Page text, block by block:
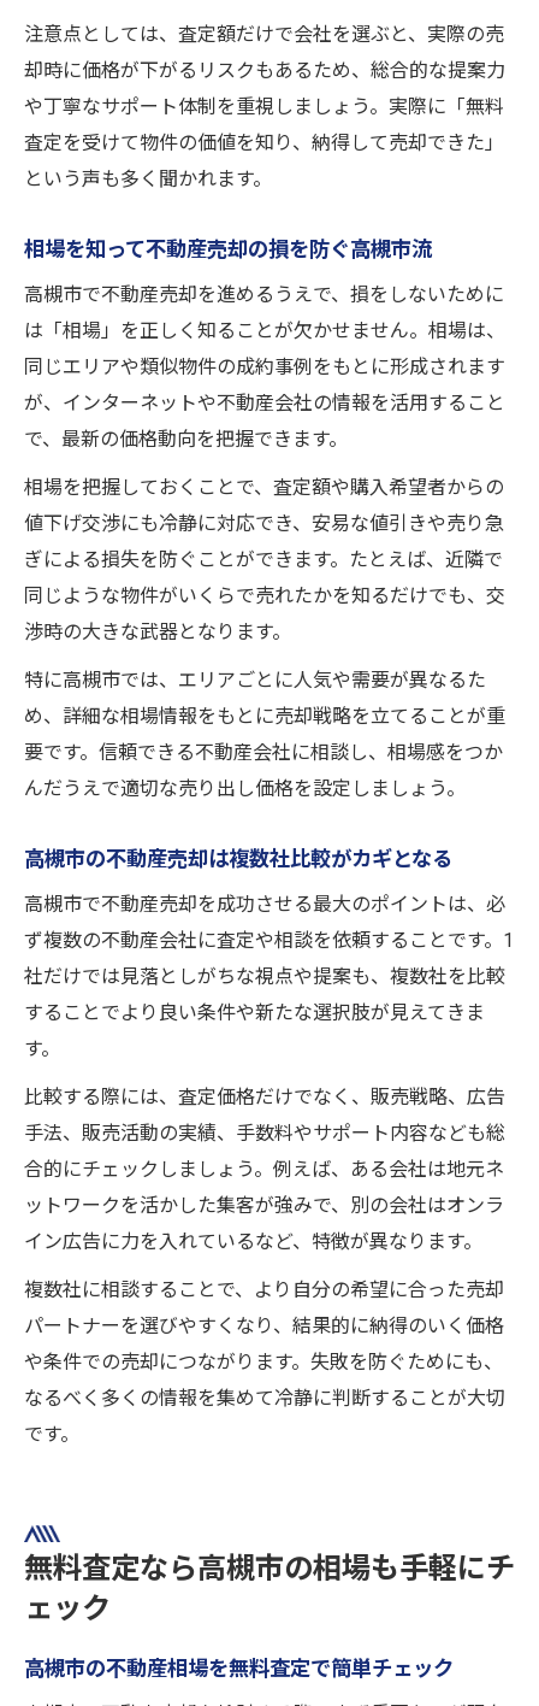
注意点としては、査定額だけで会社を選ぶと、実際の売
却時に価格が下がるリスクもあるため、総合的な提案力
や丁寧なサポート体制を重視しましょう。実際に「無料
査定を受けて物件の価値を知り、納得して売却できた」
という声も多く聞かれます。
相場を知って不動産売却の損を防ぐ高槻市流
高槻市で不動産売却を進めるうえで、損をしないために
は「相場」を正しく知ることが欠かせません。相場は、
同じエリアや類似物件の成約事例をもとに形成されます
が、インターネットや不動産会社の情報を活用すること
で、最新の価格動向を把握できます。
相場を把握しておくことで、査定額や購入希望者からの
値下げ交渉にも冷静に対応でき、安易な値引きや売り急
ぎによる損失を防ぐことができます。たとえば、近隣で
同じような物件がいくらで売れたかを知るだけでも、交
渉時の大きな武器となります。
特に高槻市では、エリアごとに人気や需要が異なるた
め、詳細な相場情報をもとに売却戦略を立てることが重
要です。信頼できる不動産会社に相談し、相場感をつか
んだうえで適切な売り出し価格を設定しましょう。
高槻市の不動産売却は複数社比較がカギとなる
高槻市で不動産売却を成功させる最大のポイントは、必
ず複数の不動産会社に査定や相談を依頼することです。1
社だけでは見落としがちな視点や提案も、複数社を比較
することでより良い条件や新たな選択肢が見えてきま
す。
比較する際には、査定価格だけでなく、販売戦略、広告
手法、販売活動の実績、手数料やサポート内容なども総
合的にチェックしましょう。例えば、ある会社は地元ネ
ットワークを活かした集客が強みで、別の会社はオンラ
イン広告に力を入れているなど、特徴が異なります。
複数社に相談することで、より自分の希望に合った売却
パートナーを選びやすくなり、結果的に納得のいく価格
や条件での売却につながります。失敗を防ぐためにも、
なるべく多くの情報を集めて冷静に判断することが大切
です。
無料査定なら高槻市の相場も手軽にチ
ェック
高槻市の不動産相場を無料査定で簡単チェック